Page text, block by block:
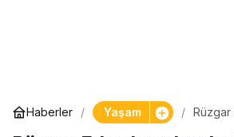
Haberler Yaşam
Rüzgar